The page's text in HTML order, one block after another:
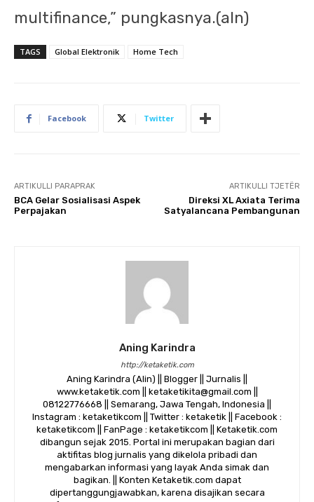
multifinance,” pungkasnya.(aln)
TAGS Global Elektronik Home Tech
Facebook Twitter
ARTIKULLI PARAPRAK
BCA Gelar Sosialisasi Aspek
Perpajakan
ARTIKULLI TJETËR
Direksi XL Axiata Terima
Satyalancana Pembangunan
Aning Karindra
http://ketaketik.com
Aning Karindra (Alin) || Blogger || Jurnalis ||
www.ketaketik.com || ketaketikita@gmail.com ||
08122776668 || Semarang, Jawa Tengah, Indonesia ||
Instagram : ketaketikcom || Twitter : ketaketik || Facebook :
ketaketikcom || FanPage : ketaketikcom || Ketaketik.com
dibangun sejak 2015. Portal ini merupakan bagian dari
aktifitas blog jurnalis yang dikelola pribadi dan
mengabarkan informasi yang layak Anda simak dan
bagikan. || Konten Ketaketik.com dapat
dipertanggungjawabkan, karena disajikan secara